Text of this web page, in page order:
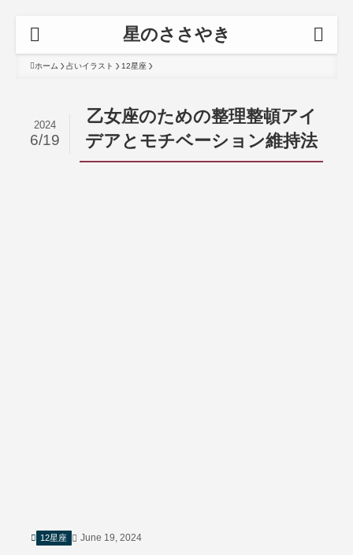
星のささやき
ホーム 占いイラスト 12星座
乙女座のための整理整頓アイ
デアとモチベーション維持法
2024
6/19
12星座 June 19, 2024